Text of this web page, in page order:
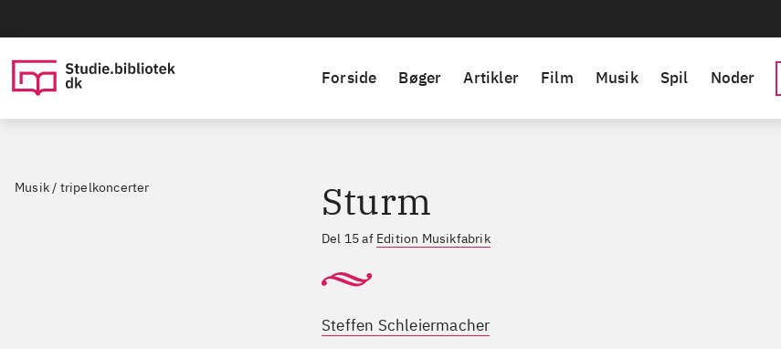
Forside Bøger Artikler Film Musik Spil Noder
Musik / tripelkoncerter Sturm
Del 15 af Edition Musikfabrik
Steffen Schleiermacher